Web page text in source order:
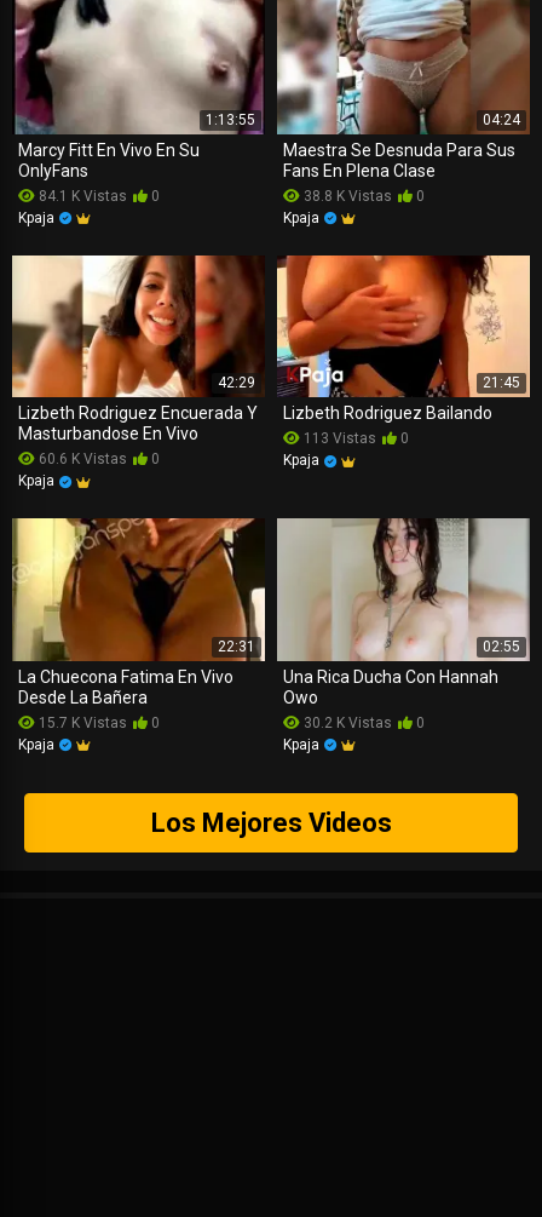
1:13:55
Marcy Fitt En Vivo En Su
OnlyFans
84.1 K Vistas
0
Kpaja
04:24
Maestra Se Desnuda Para Sus
Fans En Plena Clase
38.8 K Vistas
0
Kpaja
42:29
Lizbeth Rodriguez Encuerada Y
Masturbandose En Vivo
60.6 K Vistas
0
Kpaja
21:45
Lizbeth Rodriguez Bailando
113 Vistas
0
Kpaja
22:31
La Chuecona Fatima En Vivo
Desde La Bañera
15.7 K Vistas
0
Kpaja
02:55
Una Rica Ducha Con Hannah
Owo
30.2 K Vistas
0
Kpaja
Los Mejores Videos